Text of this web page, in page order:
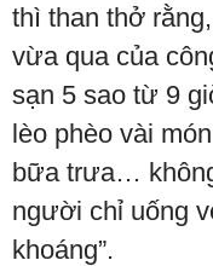
thì than thở
vừa qua của
sạn 5 sao từ 9
lèo phèo vài
bữa trưa…
người chỉ uống
khoáng”.